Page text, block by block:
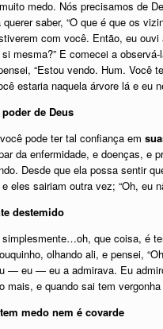
medo. Nós precisamos de
saber, “O que é que os
com você. Então, eu
mesma?” E comecei a
“Estou vendo. Hum. Você
estaria naquela árvore lá e eu
de Deus
pode ter tal confiança em
da enfermidade, e doenças, e
Desde que ela possa sentir
eles sairiam outra vez; “Oh, eu
destemido
simplesmente…oh, que coisa, é
olhando ali, e pensei,
— eu — eu a admirava. Eu
mais, e quando sai tem
medo nem é covarde